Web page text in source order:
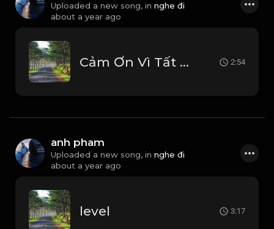
Uploaded a new song, in nghe đi
about a year ago
Cảm Ơn Vì Tất Cả (RIN Music Remix) - Anh Quân Idol _ Cảm Ơn Vì Ai Đó Đã Mang Đến Đây Tiếng Cười 2:54
anh pham
Uploaded a new song, in nghe đi
about a year ago
level 3:17